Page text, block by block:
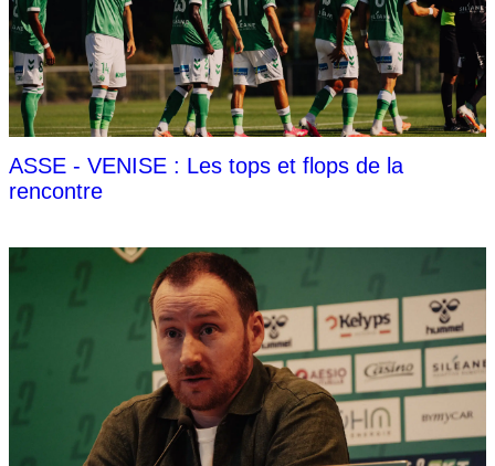
ASSE - VENISE : Les tops et flops de la
rencontre